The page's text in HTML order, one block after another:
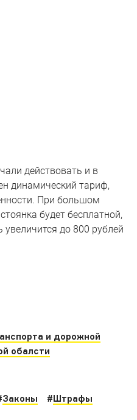
действовать и в
динамический тариф,
При большом
будет бесплатной,
увеличится до 800 рублей
ни один нарушитель
и дорожной
обалсти
Законы #Штрафы